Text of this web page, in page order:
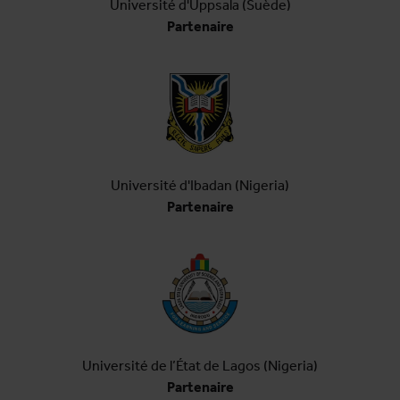
Université d'Uppsala (Suède)
Partenaire
Université d'Ibadan (Nigeria)
Partenaire
Université de l’État de Lagos (Nigeria)
Partenaire